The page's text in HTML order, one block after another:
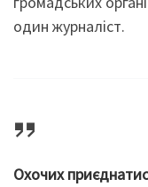
один журналіст.
Охочих